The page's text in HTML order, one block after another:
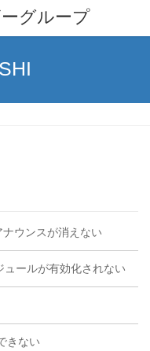
グループ
ナウンスが消えない
ールが有効化されない
きない